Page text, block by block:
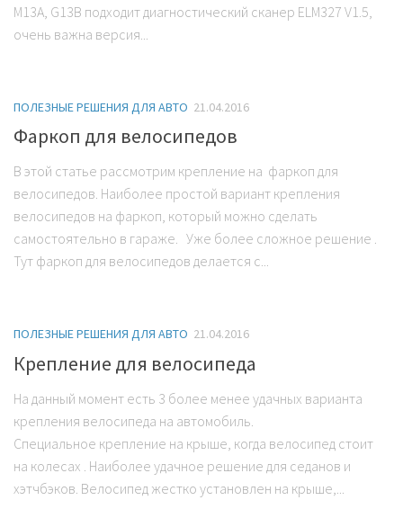
М13А, G13B подходит диагностический сканер ELM327 V1.5,
очень важна версия...
ПОЛЕЗНЫЕ РЕШЕНИЯ ДЛЯ АВТО 21.04.2016
Фаркоп для велосипедов
В этой статье рассмотрим крепление на фаркоп для
велосипедов. Наиболее простой вариант крепления
велосипедов на фаркоп, который можно сделать
самостоятельно в гараже. Уже более сложное решение .
Тут фаркоп для велосипедов делается с...
ПОЛЕЗНЫЕ РЕШЕНИЯ ДЛЯ АВТО 21.04.2016
Крепление для велосипеда
На данный момент есть 3 более менее удачных варианта
крепления велосипеда на автомобиль.
Специальное крепление на крыше, когда велосипед стоит
на колесах . Наиболее удачное решение для седанов и
хэтчбэков. Велосипед жестко установлен на крыше,...